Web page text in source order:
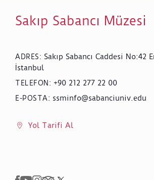
Sakıp Sabancı Müzesi
ADRES: Sakıp Sabancı Caddesi No:42
İstanbul
TELEFON : +90 212 277 22 00
E-POSTA: ssminfo@sabanciuniv.edu
Yol Tarifi Al